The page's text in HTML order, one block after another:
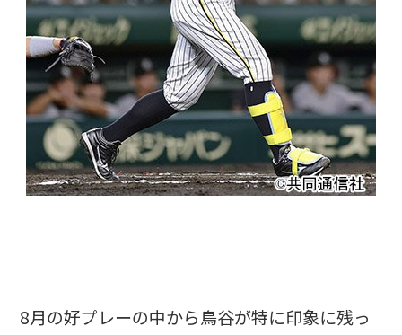
8月の好プレーの中から鳥谷が特に印象に残っ